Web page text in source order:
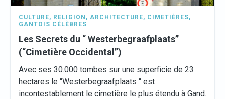
CULTURE, RELIGION , ARCHITECTURE, CIMETIÈRES,
GANTOIS CÉLÈBRES
Les Secrets du “ Westerbegraafplaats”
(“Cimetière Occidental”)
Avec ses 30.000 tombes sur une superficie de 23
hectares le “Westerbegraafplaats “ est
incontestablement le cimetière le plus étendu à Gand.